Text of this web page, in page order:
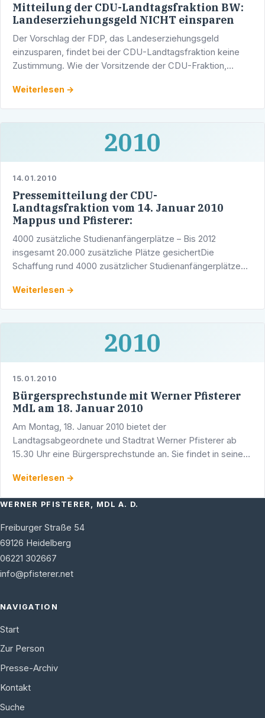
Mitteilung der CDU-Landtagsfraktion BW:
Landeserziehungsgeld NICHT einsparen
Der Vorschlag der FDP, das Landeserziehungsgeld
einzusparen, findet bei der CDU-Landtagsfraktion keine
Zustimmung. Wie der Vorsitzende der CDU-Fraktion,
mittragen. …
Weiterlesen →
2010
14.01.2010
Pressemitteilung der CDU-
Landtagsfraktion vom 14. Januar 2010
Mappus und Pfisterer:
4000 zusätzliche Studienanfängerplätze – Bis 2012
insgesamt 20.000 zusätzliche Plätze gesichertDie
Schaffung rund 4000 zusätzlicher Studienanfängerplätze
Weiterlesen →
2010
15.01.2010
Bürgersprechstunde mit Werner Pfisterer
MdL am 18. Januar 2010
Am Montag, 18. Januar 2010 bietet der
Landtagsabgeordnete und Stadtrat Werner Pfisterer ab
15.30 Uhr eine Bürgersprechstunde an. Sie findet in seinem
Wieblingen …
Weiterlesen →
WERNER PFISTERER, MDL A. D.
Freiburger Straße 54
69126 Heidelberg
06221 302667
info@pfisterer.net
NAVIGATION
Start
Zur Person
Presse-Archiv
Kontakt
Suche